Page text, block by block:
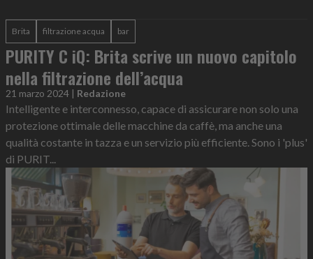
Brita filtrazione acqua bar
PURITY C iQ: Brita scrive un nuovo capitolo
nella filtrazione dell’acqua
21 marzo 2024 | Redazione
Intelligente e interconnesso, capace di assicurare non solo una
protezione ottimale delle macchine da caffè, ma anche una
qualità costante in tazza e un servizio più efficiente. Sono i 'plus'
di PURIT...